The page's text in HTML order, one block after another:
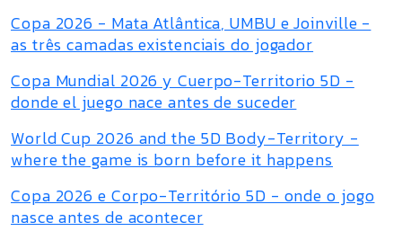
Copa 2026 - Mata Atlântica, UMBU e Joinville -
as três camadas existenciais do jogador
Copa Mundial 2026 y Cuerpo-Territorio 5D -
donde el juego nace antes de suceder
World Cup 2026 and the 5D Body-Territory -
where the game is born before it happens
Copa 2026 e Corpo-Território 5D - onde o jogo
nasce antes de acontecer